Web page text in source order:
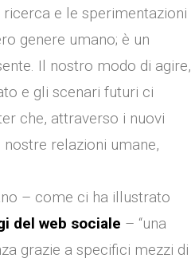
e le sperimentazioni
genere umano; è un
Il nostro modo di agire,
e gli scenari futuri ci
che, attraverso i nuovi
relazioni umane,
– come ci ha illustrato
del web sociale – “una
grazie a specifici mezzi di